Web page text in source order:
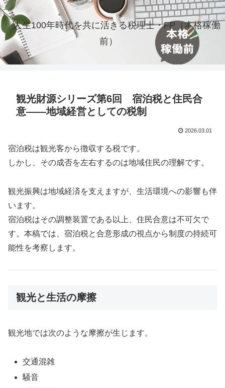
人生100年時代を共に活きる税理士・FP（本格稼働
前）
観光財源シリーズ第6回 宿泊税と住民合
意――地域経営としての税制
2026.03.01
宿泊税は観光客から徴収する税です。
しかし、その成否を左右するのは地域住民の理解です。
観光振興は地域経済を支えますが、生活環境への影響も伴
います。
宿泊税はその調整装置である以上、住民合意は不可欠で
す。本稿では、宿泊税と合意形成の視点から制度の持続可
能性を考察します。
観光と生活の摩擦
観光地では次のような摩擦が生じます。
交通混雑
騒音